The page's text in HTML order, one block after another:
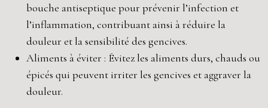
bouche antiseptique pour prévenir l’infection et
l’inflammation, contribuant ainsi à réduire la
douleur et la sensibilité des gencives.
Aliments à éviter : Évitez les aliments durs, chauds ou
épicés qui peuvent irriter les gencives et aggraver la
douleur.